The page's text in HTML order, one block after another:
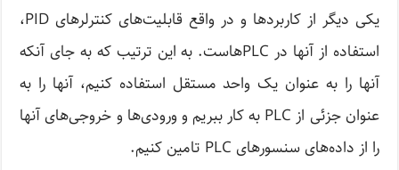
یکی دیگر از کاربردها و در واقع قابلیت‌های کنترلرهای PID،
استفاده از آنها در PLCهاست. به این ترتیب که به جای آنکه
آنها را به عنوان یک واحد مستقل استفاده کنیم، آنها را به
عنوان جزئی از PLC به کار ببریم و ورودی‌ها و خروجی‌های آنها
را از داده‌های سنسورهای PLC تامین کنیم.